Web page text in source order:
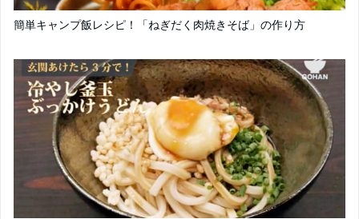
簡単キャンプ飯レシピ！「ねぎだく肉焼きそば」の作り方